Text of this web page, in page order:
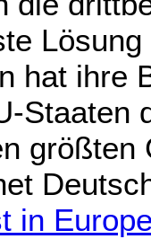
hat ihre
Staaten
größten
in